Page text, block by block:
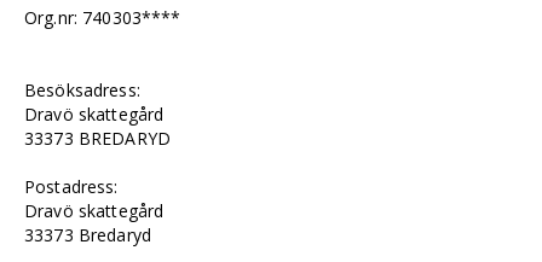
Org.nr: 740303****
Besöksadress:
Dravö skattegård
33373 BREDARYD
Postadress:
Dravö skattegård
33373 Bredaryd